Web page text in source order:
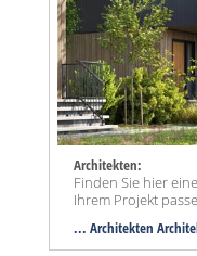
Architekten:
Finden Sie hier
Ihrem Projekt
... Architekten